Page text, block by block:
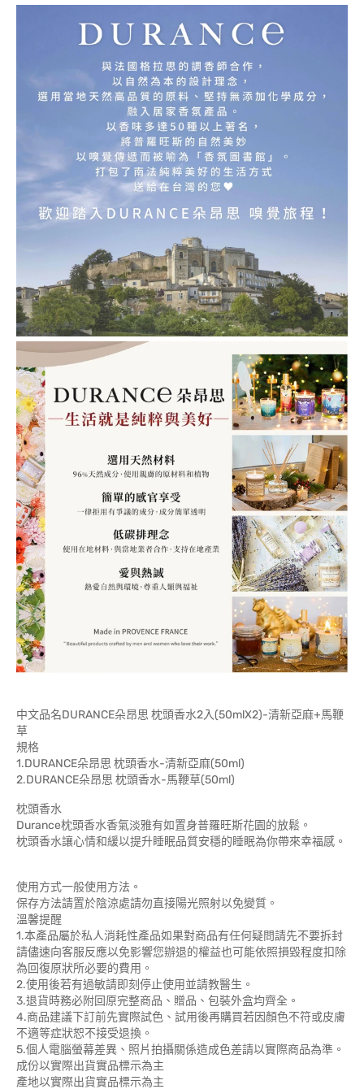
中文品名DURANCE朵昂思 枕頭香水2入(50mlX2)-清新亞麻+馬鞭
草
規格
1.DURANCE朵昂思 枕頭香水-清新亞麻(50ml)
2.DURANCE朵昂思 枕頭香水-馬鞭草(50ml)
枕頭香水
Durance枕頭香水香氣淡雅有如置身普羅旺斯花園的放鬆。
枕頭香水讓心情和緩以提升睡眠品質安穩的睡眠為你帶來幸福感。
使用方式一般使用方法。
保存方法請置於陰涼處請勿直接陽光照射以免變質。
溫馨提醒
1.本產品屬於私人消耗性產品如果對商品有任何疑問請先不要拆封
請儘速向客服反應以免影響您辦退的權益也可能依照損毀程度扣除
為回復原狀所必要的費用。
2.使用後若有過敏請即刻停止使用並請教醫生。
3.退貨時務必附回原完整商品、贈品、包裝外盒均齊全。
4.商品建議下訂前先實際試色、試用後再購買若因顏色不符或皮膚
不適等症狀恕不接受退換。
5.個人電腦螢幕差異、照片拍攝關係造成色差請以實際商品為準。
成份以實際出貨實品標示為主
產地以實際出貨實品標示為主